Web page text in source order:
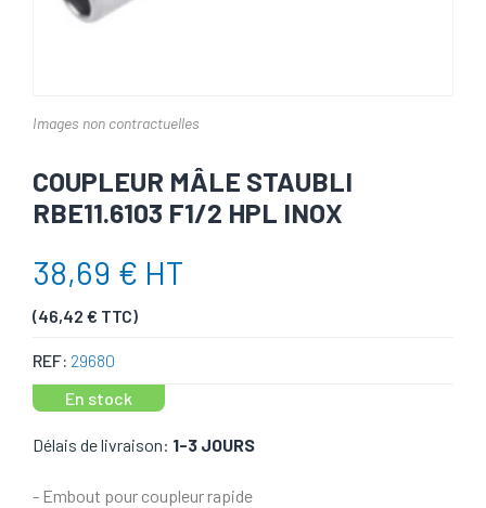
Images non contractuelles
COUPLEUR MÂLE STAUBLI
RBE11.6103 F1/2 HPL INOX
38,69 € HT
(46,42 € TTC)
REF: 29680
En stock
Délais de livraison: 1-3 JOURS
- Embout pour coupleur rapide